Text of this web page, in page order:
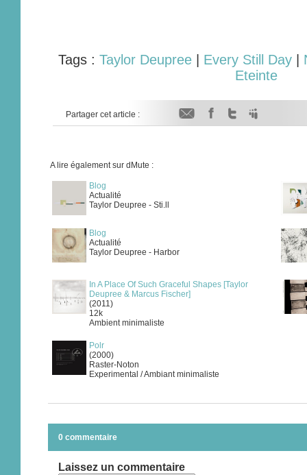
Tags : Taylor Deupree Every Still Day
Eteinte
Partager cet article :
A lire également sur dMute :
Blog
Actualité
Taylor Deupree - Sti.ll
Blog
Actualité
Taylor Deupree - Harbor
In A Place Of Such Graceful Shapes [Taylor
Deupree & Marcus Fischer]
(2011)
12k
Ambient minimaliste
Polr
(2000)
Raster-Noton
Experimental / Ambiant minimaliste
0 commentaire
Laissez un commentaire